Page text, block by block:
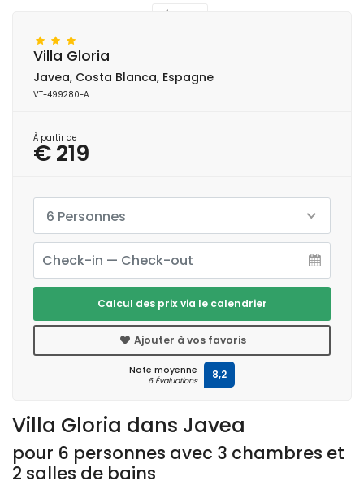
Réserver
Villa Gloria dans Javea
pour 6 personnes avec 3 chambres et
2 salles de bains
Villa Gloria
Javea, Costa Blanca, Espagne
VT-499280-A
À partir de
€ 219
6 Personnes
Calcul des prix via le calendrier
Ajouter à vos favoris
Note moyenne
6 Évaluations 8,2